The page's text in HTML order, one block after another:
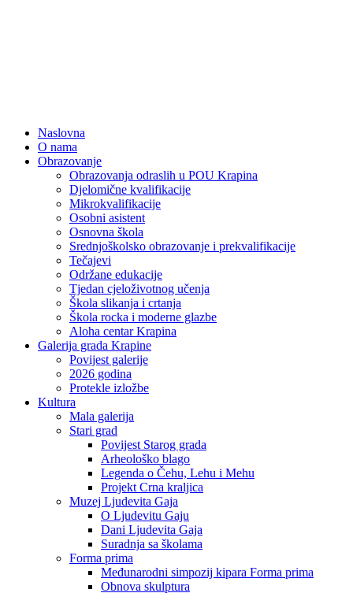
Naslovna
O nama
Obrazovanje
Obrazovanja odraslih u POU Krapina
Djelomične kvalifikacije
Mikrokvalifikacije
Osobni asistent
Osnovna škola
Srednjoškolsko obrazovanje i prekvalifikacije
Tečajevi
Održane edukacije
Tjedan cjeloživotnog učenja
Škola slikanja i crtanja
Škola rocka i moderne glazbe
Aloha centar Krapina
Galerija grada Krapine
Povijest galerije
2026 godina
Protekle izložbe
Kultura
Mala galerija
Stari grad
Povijest Starog grada
Arheološko blago
Legenda o Čehu, Lehu i Mehu
Projekt Crna kraljica
Muzej Ljudevita Gaja
O Ljudevitu Gaju
Dani Ljudevita Gaja
Suradnja sa školama
Forma prima
Međunarodni simpozij kipara Forma prima
Obnova skulptura